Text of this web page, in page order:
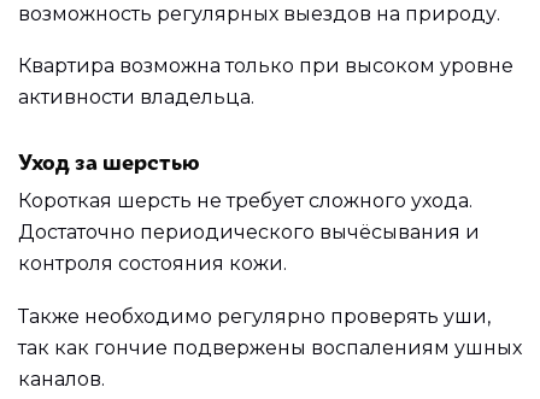
возможность регулярных выездов на природу.
Квартира возможна только при высоком уровне
активности владельца.
Уход за шерстью
Короткая шерсть не требует сложного ухода.
Достаточно периодического вычёсывания и
контроля состояния кожи.
Также необходимо регулярно проверять уши,
так как гончие подвержены воспалениям ушных
каналов.